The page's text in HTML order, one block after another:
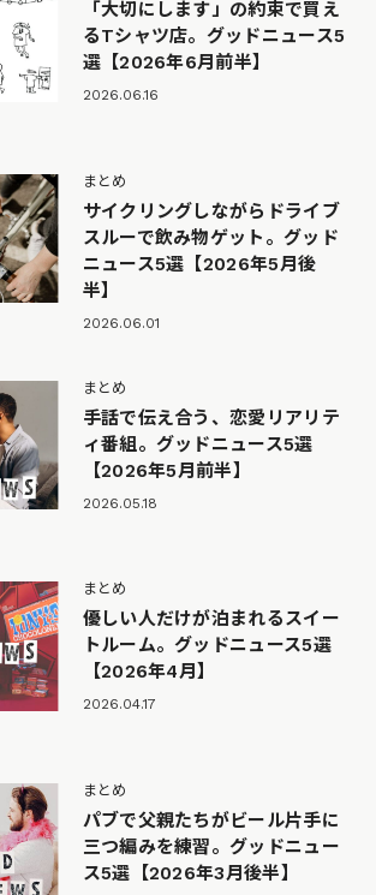
「大切にします」の約束で買え
るTシャツ店。グッドニュース5
選【2026年6月前半】
2026.06.16
まとめ
サイクリングしながらドライブ
スルーで飲み物ゲット。グッド
ニュース5選【2026年5月後
半】
2026.06.01
まとめ
手話で伝え合う、恋愛リアリテ
ィ番組。グッドニュース5選
【2026年5月前半】
2026.05.18
まとめ
優しい人だけが泊まれるスイー
トルーム。グッドニュース5選
【2026年4月】
2026.04.17
まとめ
パブで父親たちがビール片手に
三つ編みを練習。グッドニュー
ス5選【2026年3月後半】